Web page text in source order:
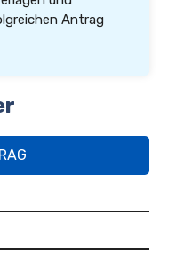
Antrag